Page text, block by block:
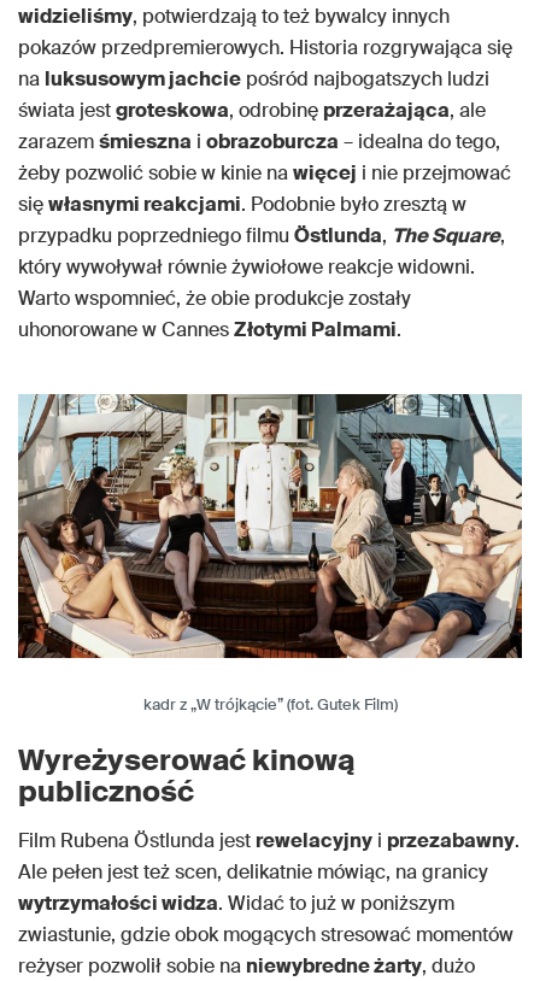
widzieliśmy, potwierdzają to też bywalcy innych
pokazów przedpremierowych. Historia rozgrywająca się
na luksusowym jachcie pośród najbogatszych ludzi
świata jestgroteskowa, odrobinę przerażająca, ale
zarazemśmieszna i obrazoburcza – idealna do tego,
żeby pozwolić sobie w kinie nawięcej i nie przejmować
sięwłasnymi reakcjami. Podobnie było zresztą w
przypadku poprzedniego filmu Östlunda, The Square,
który wywoływał równie żywiołowe reakcje widowni.
Warto wspomnieć, że obie produkcje zostały
uhonorowane w CannesZłotymi Palmami.
kadr z „W trójkącie” (fot. Gutek Film)
Wyreżyserować kinową
publiczność
Film Rubena Östlunda jest rewelacyjny i przezabawny.
Ale pełen jest też scen, delikatnie mówiąc, na granicy
wytrzymałości widza. Widać to już w poniższym
zwiastunie, gdzie obok mogących stresować momentów
reżyser pozwolił sobie na niewybredne żarty, dużo